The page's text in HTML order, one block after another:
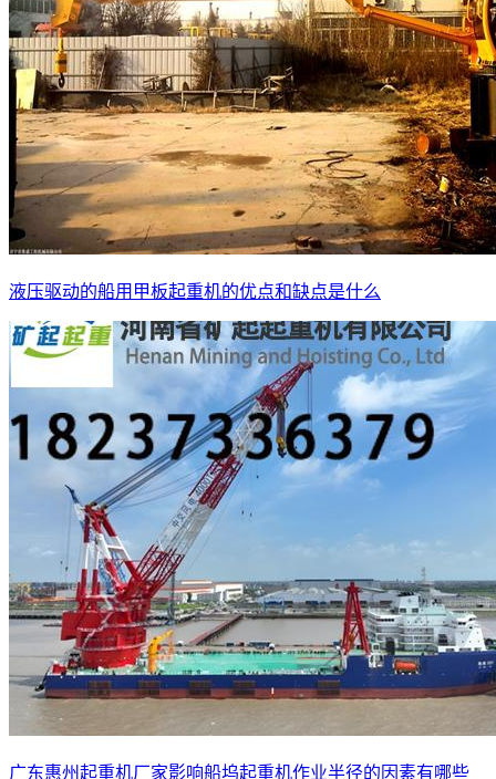
液压驱动的船用甲板起重机的优点和缺点是什么
广东惠州起重机厂家影响船坞起重机作业半径的因素有哪些